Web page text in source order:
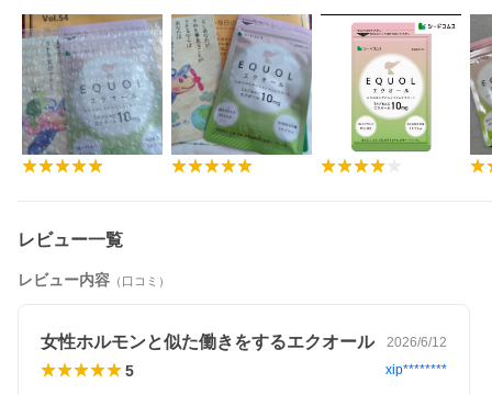
レビュー一覧
レビュー内容 （口コミ）
女性ホルモンと似た働きをするエクオール 2026/6/12
5 xip********